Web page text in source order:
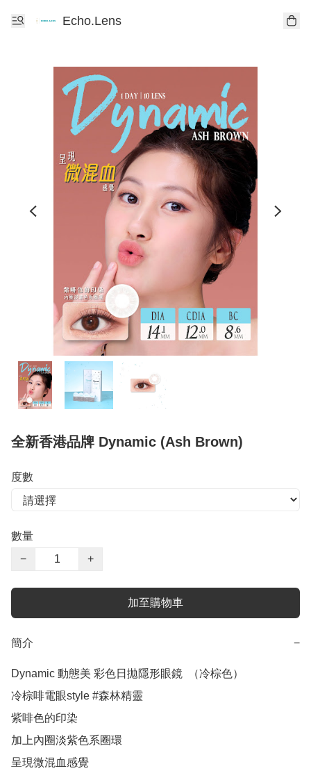
Echo.Lens
全新香港品牌 Dynamic (Ash Brown)
度數
數量
−
+
加至購物車
簡介 −
Dynamic 動態美 彩色日拋隱形眼鏡  （冷棕色）
冷棕啡電眼style #森林精靈
紫啡色的印染
加上內圈淡紫色系圈環
呈現微混血感覺